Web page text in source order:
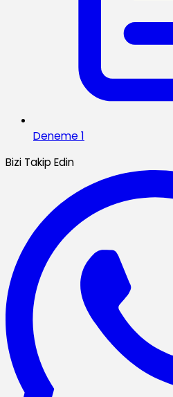
Deneme 1
Bizi Takip Edin